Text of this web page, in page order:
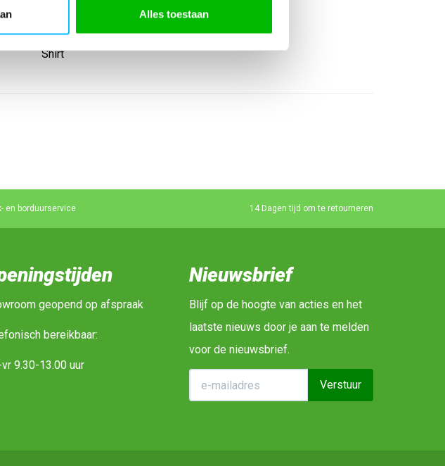
Alles toestaan
Wedstrijdshirts
Shirt
en borduurservice 14 Dagen tijd om te retourneren
geopend op afspraak
bereikbaar:
9.30-13.00 uur
Nieuwsbrief
Blijf op de hoogte van acties en het
laatste nieuws door je aan te melden
voor de nieuwsbrief.
Verstuur